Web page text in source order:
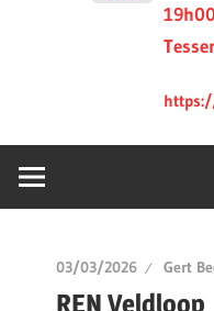
19h00
03/03/2026 Gert
REN Veldloop